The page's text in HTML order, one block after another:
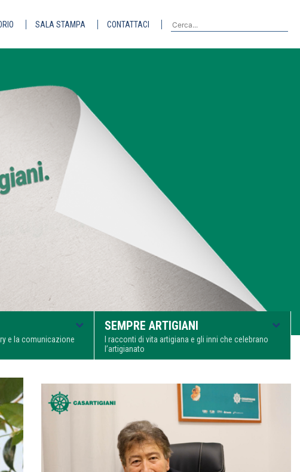
SALA STAMPA CONTATTACI
e la comunicazione
SEMPRE ARTIGIANI
I racconti di vita artigiana e gli inni che celebrano
l’artigianato